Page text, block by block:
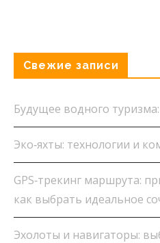
Свежие записи
Будущее водного
Эко‑яхты: технологии и
GPS‑трекинг маршрута:
как выбрать идеальное
Эхолоты и навигаторы: